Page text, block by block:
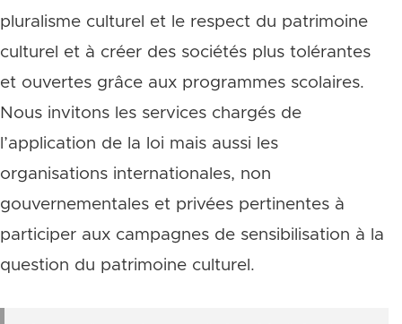
pluralisme culturel et le respect du patrimoine
culturel et à créer des sociétés plus tolérantes
et ouvertes grâce aux programmes scolaires.
Nous invitons les services chargés de
l’application de la loi mais aussi les
organisations internationales, non
gouvernementales et privées pertinentes à
participer aux campagnes de sensibilisation à la
question du patrimoine culturel.